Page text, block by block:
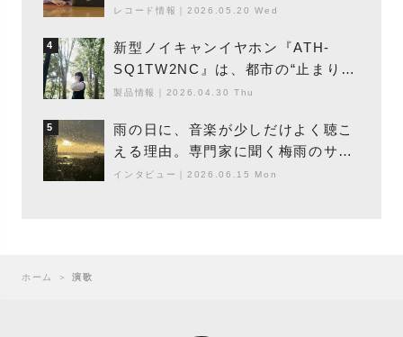
レコード情報 2026.05.20 Wed
4
新型ノイキャンイヤホン『ATH-
SQ1TW2NC』は、都市の“止まり
木”になり得るーシンガーソングライ
製品情報 2026.04.30 Thu
5
雨の日に、音楽が少しだけよく聴こ
える理由。専門家に聞く梅雨のサウ
ンドスケープ
インタビュー 2026.06.15 Mon
ホーム ＞ 演歌